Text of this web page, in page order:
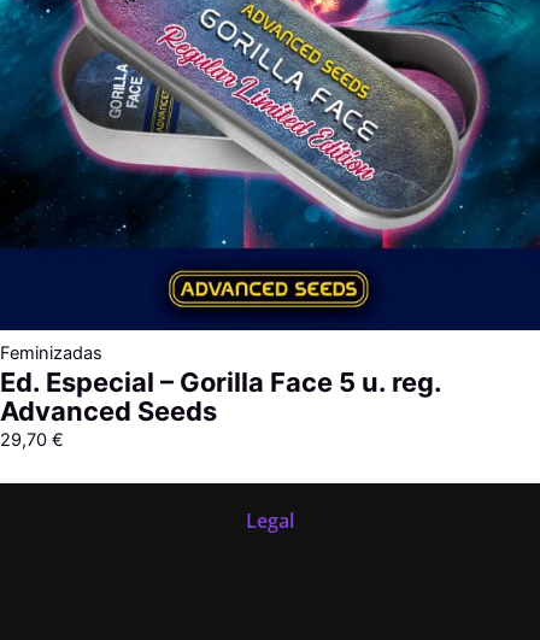
Feminizadas
Ed. Especial – Gorilla Face 5 u. reg.
Advanced Seeds
29,70 €
Legal